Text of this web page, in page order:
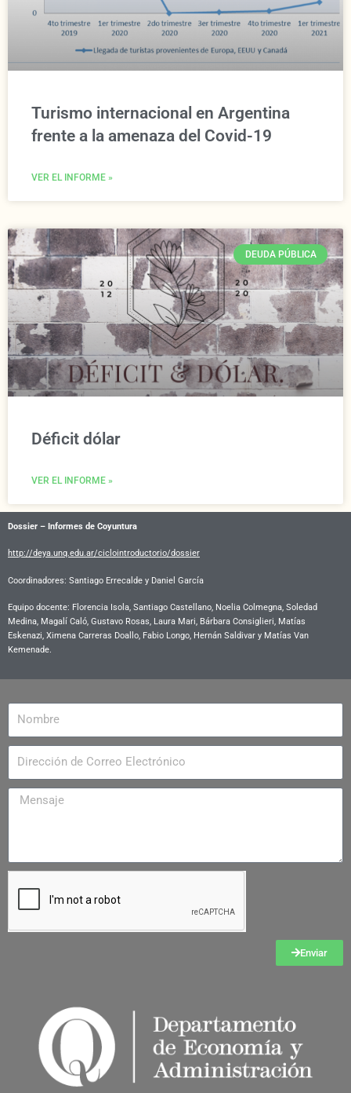
Turismo internacional en Argentina
frente a la amenaza del Covid-19
VER EL INFORME »
DEUDA PÚBLICA
Déficit dólar
VER EL INFORME »
Dossier – Informes de Coyuntura
http://deya.unq.edu.ar/ciclointroductorio/dossier
Coordinadores: Santiago Errecalde y Daniel García
Equipo docente: Florencia Isola, Santiago Castellano, Noelia Colmegna, Soledad
Medina, Magalí Caló, Gustavo Rosas, Laura Mari, Bárbara Consiglieri, Matías
Eskenazi, Ximena Carreras Doallo, Fabio Longo, Hernán Saldivar y Matías Van
Kemenade.
Enviar